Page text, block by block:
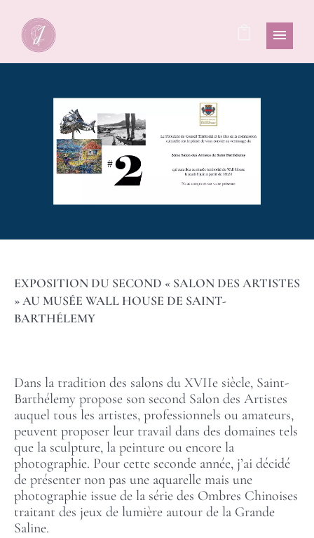
EXPOSITION DU SECOND « SALON DES ARTISTES
» AU MUSÉE WALL HOUSE DE SAINT-
BARTHÉLEMY
Dans la tradition des salons du XVIIe siècle, Saint-
Barthélemy propose son second Salon des Artistes
auquel tous les artistes, professionnels ou amateurs,
peuvent proposer leur travail dans des domaines tels
que la sculpture, la peinture ou encore la
photographie. Pour cette seconde année, j’ai décidé
de présenter non pas une aquarelle mais une
photographie issue de la série des Ombres Chinoises
traitant des jeux de lumière autour de la Grande
Saline.